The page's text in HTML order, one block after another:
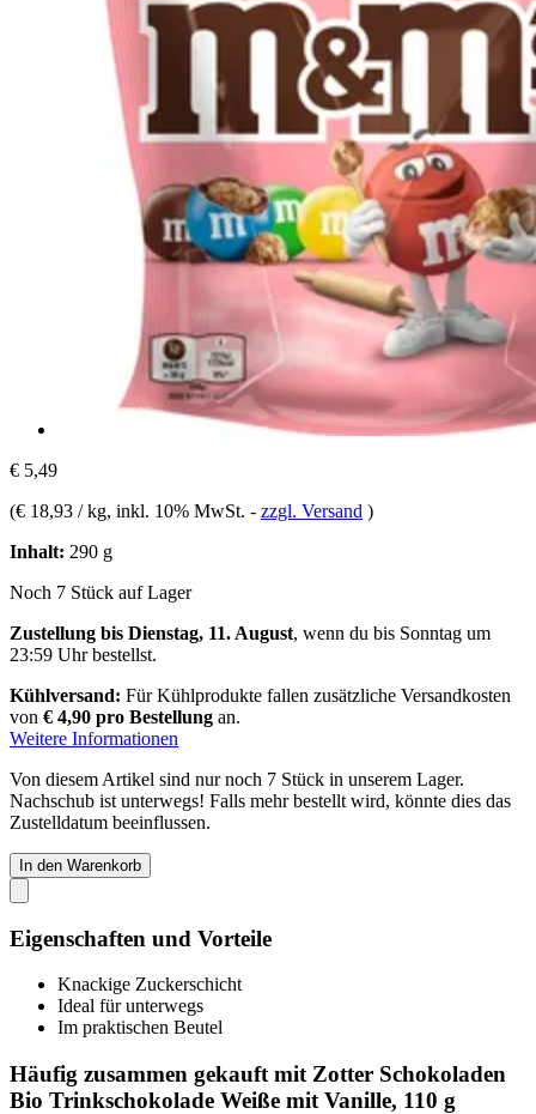
€ 5,49
(€ 18,93 / kg, inkl. 10% MwSt. - zzgl. Versand )
Inhalt: 290 g
Noch 7 Stück auf Lager
Zustellung bis Dienstag, 11. August, wenn du bis Sonntag um
23:59 Uhrbestellst.
Kühlversand: Für Kühlprodukte fallen zusätzliche Versandkosten
von € 4,90 pro Bestellung an.
Weitere Informationen
Von diesem Artikel sind nur noch 7 Stück in unserem Lager.
Nachschub ist unterwegs! Falls mehr bestellt wird, könnte dies das
Zustelldatum beeinflussen.
In den Warenkorb
Eigenschaften und Vorteile
Knackige Zuckerschicht
Ideal für unterwegs
Im praktischen Beutel
Häufig zusammen gekauft mit Zotter Schokoladen
Bio Trinkschokolade Weiße mit Vanille, 110 g